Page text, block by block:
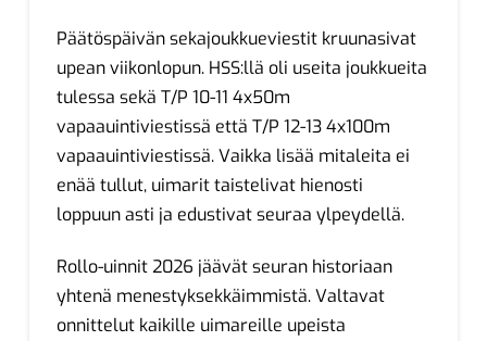
Päätöspäivän sekajoukkueviestit kruunasivat
upean viikonlopun. HSS:llä oli useita joukkueita
tulessa sekä T/P 10-11 4x50m
vapaauintiviestissä että T/P 12-13 4x100m
vapaauintiviestissä. Vaikka lisää mitaleita ei
enää tullut, uimarit taistelivat hienosti
loppuun asti ja edustivat seuraa ylpeydellä.
Rollo-uinnit 2026 jäävät seuran historiaan
yhtenä menestyksekkäimmistä. Valtavat
onnittelut kaikille uimareille upeista